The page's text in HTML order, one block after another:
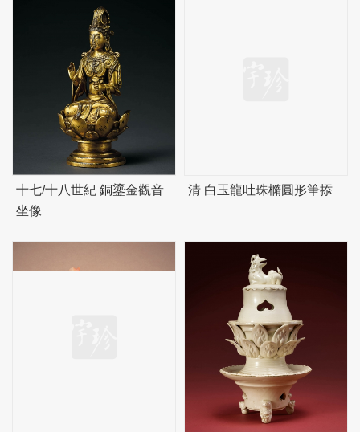
十七/十八世紀 銅鎏金觀音
坐像
清 白玉龍吐珠橢圓形筆掭